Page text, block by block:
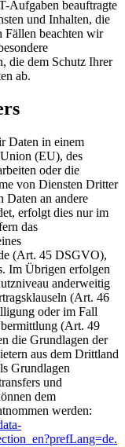
Aufgaben beauftragte
und Inhalten, die
Fällen beachten wir
die dem Schutz Ihrer
ab.
Daten in einem
(EU), des
oder die
von Diensten Dritter
an andere
erfolgt dies nur im
das
(Art. 45 DSGVO),
Im Übrigen erfolgen
anderweitig
(Art. 46
oder im Fall
(Art. 49
die Grundlagen der
aus dem Drittland
Grundlagen
und
dem
werden: